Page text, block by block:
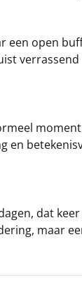
open
en
dat
maar